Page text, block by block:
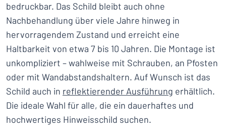
bedruckbar. Das Schild bleibt auch ohne
Nachbehandlung über viele Jahre hinweg in
hervorragendem Zustand und erreicht eine
Haltbarkeit von etwa 7 bis 10 Jahren. Die Montage ist
unkompliziert – wahlweise mit Schrauben, an Pfosten
oder mit Wandabstandshaltern. Auf Wunsch ist das
Schild auch in reflektierender Ausführung erhältlich.
Die ideale Wahl für alle, die ein dauerhaftes und
hochwertiges Hinweisschild suchen.